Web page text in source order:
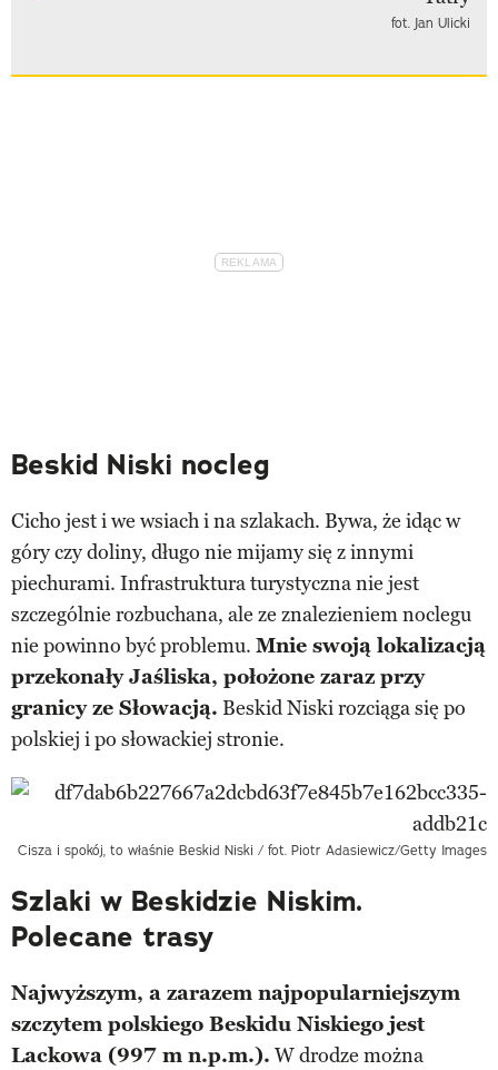
fot. Jan Ulicki
Beskid Niski nocleg
Cicho jest i we wsiach i na szlakach. Bywa, że idąc w
góry czy doliny, długo nie mijamy się z innymi
piechurami. Infrastruktura turystyczna nie jest
szczególnie rozbuchana, ale ze znalezieniem noclegu
nie powinno być problemu. Mnie swoją lokalizacją
przekonały Jaśliska, położone zaraz przy
granicy ze Słowacją. Beskid Niski rozciąga się po
polskiej i po słowackiej stronie.
Cisza i spokój, to właśnie Beskid Niski / fot. Piotr Adasiewicz/Getty Images
Szlaki w Beskidzie Niskim.
Polecane trasy
Najwyższym, a zarazem najpopularniejszym
szczytem polskiego Beskidu Niskiego jest
Lackowa (997 m n.p.m.). W drodze można